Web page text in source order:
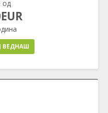
од
ВЕДНАШ